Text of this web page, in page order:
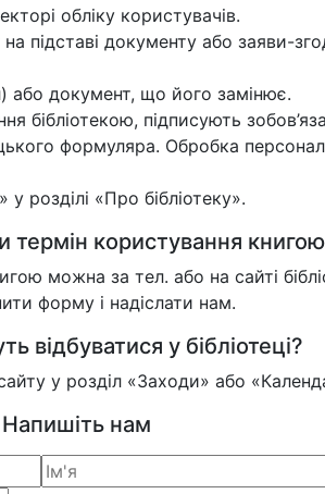
обліку користувачів.
підставі документу або заяви-
або документ, що його замінює.
бібліотекою, підписують
формуляра. Обробка
розділі «Про бібліотеку».
користування книгою,
можна за тел. або на сайті
форму і надіслати нам.
відбуватися у бібліотеці?
у розділ «Заходи» або
Напишіть нам